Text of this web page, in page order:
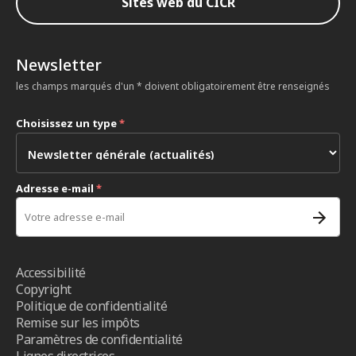
Newsletter
les champs marqués d'un * doivent obligatoirement être renseignés
Choisissez un type*
Adresse e-mail *
Accessibilité
Copyright
Politique de confidentialité
Remise sur les impôts
Paramètres de confidentialité